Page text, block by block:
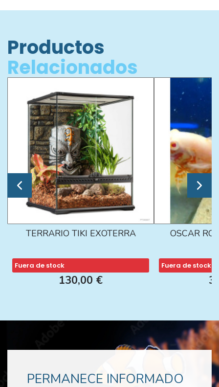
Productos
Relacionados
TERRARIO TIKI EXOTERRA
Fuera de stock
130,00 €
OSCAR
Fuera de stock
PERMANECE INFORMADO